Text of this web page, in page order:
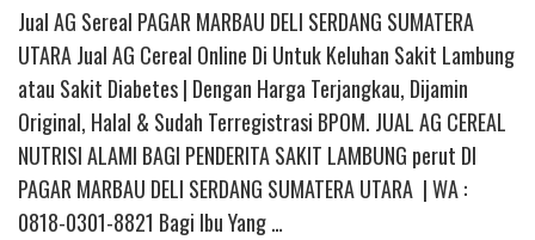
Jual AG Sereal PAGAR MARBAU DELI SERDANG SUMATERA
UTARA Jual AG Cereal Online Di Untuk Keluhan Sakit Lambung
atau Sakit Diabetes | Dengan Harga Terjangkau, Dijamin
Original, Halal & Sudah Terregistrasi BPOM. JUAL AG CEREAL
NUTRISI ALAMI BAGI PENDERITA SAKIT LAMBUNG perut DI
PAGAR MARBAU DELI SERDANG SUMATERA UTARA | WA :
0818-0301-8821 Bagi Ibu Yang …